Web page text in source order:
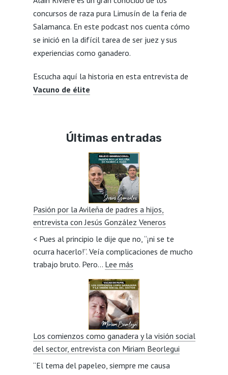
concursos de raza pura Limusín de la feria de
Salamanca. En este podcast nos cuenta cómo
se inició en la difícil tarea de ser juez y sus
experiencias como ganadero.
Escucha aquí la historia en esta entrevista de
Vacuno de élite
Últimas entradas
Pasión por la Avileña de padres a hijos,
entrevista con Jesús González Veneros
< Pues al principio le dije que no, “¡ni se te
ocurra hacerlo!”. Veía complicaciones de mucho
trabajo bruto. Pero… Lee más:
Pasión
por
la
Avileña
de
padres
a
hijos,
Los comienzos como ganadera y la visión social
del sector, entrevista con Miriam Beorlegui
“El tema del papeleo, siempre me causa